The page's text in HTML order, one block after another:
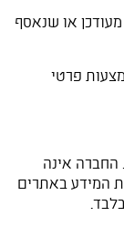
או שנאסף
פרטי
החברה אינה
המידע באתרים